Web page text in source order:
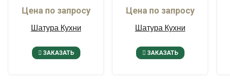
Цена по запросу
Шатура Кухни
ЗАКАЗАТЬ
Цена по запросу
Шатура Кухни
ЗАКАЗАТЬ